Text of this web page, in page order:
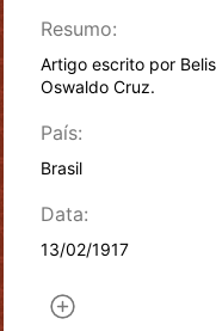
Resumo:
Artigo escrito por
Oswaldo Cruz.
País:
Brasil
Data:
13/02/1917